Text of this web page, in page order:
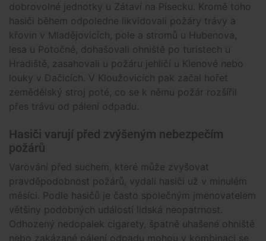
dobrovolné jednotky u Zátaví na Písecku. Kromě toho
hasiči během odpoledne likvidovali požáry trávy a
křovin v Mladějovicích, pole a stromů u Hubenova,
lesa u Potočné, dohašovali ohniště po turistech u
Hradiště, zasahovali u požáru jehličí u Klenové nebo
louky v Dačicích. V Kloužovicích pak začal hořet
zemědělský stroj poté, co se k němu požár rozšířil
přes trávu od pálení odpadu.
Hasiči varují před zvýšeným nebezpečím
požárů
Varování před suchem, které může zvyšovat
pravděpodobnost požárů, vydali hasiči už v minulém
měsíci. Podle hasičů je často společným jmenovatelem
většiny podobných událostí lidská neopatrnost.
Odhozený nedopalek cigarety, špatně uhašené ohniště
nebo zakázané pálení odpadu mohou v kombinaci se